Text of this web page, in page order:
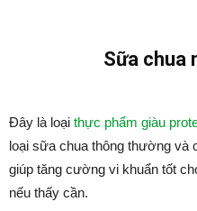
Sữa chua
Đây là loại thực phẩm giàu
loại sữa chua thông thường và
giúp tăng cường vi khuẩn tốt
nếu thấy cần.